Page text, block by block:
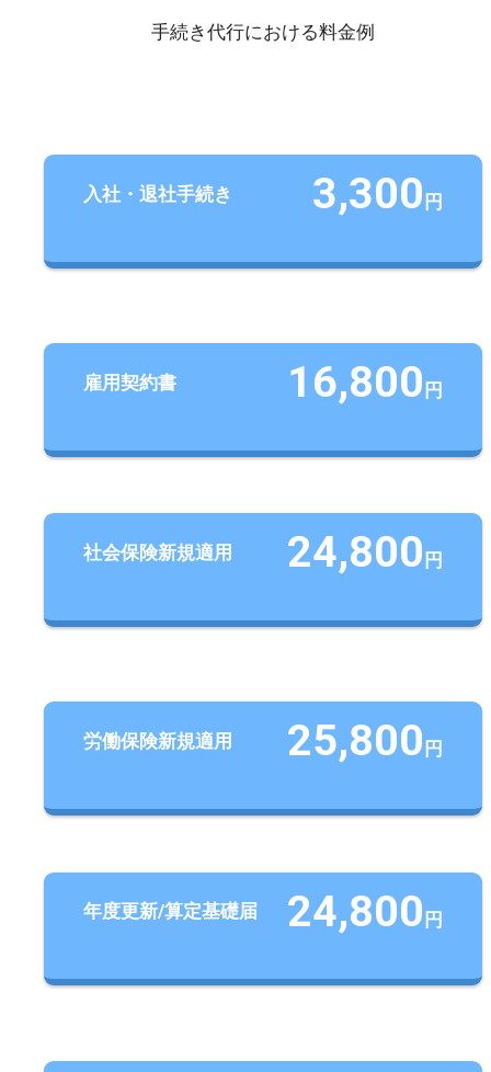
手続き代行における料金例
入社・退社手続き 3,300 円
雇用契約書 16,800 円
社会保険新規適用 24,800 円
労働保険新規適用 25,800 円
年度更新/算定基礎届 24,800 円